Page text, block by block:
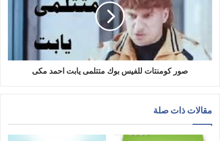
صور كومنتات للفيس بوك متتلمى يابت احمد مكى
مقالات ذات صلة